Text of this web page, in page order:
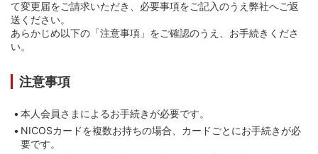
て変更届をご請求いただき、必要事項をご記入のうえ弊社へご返
送ください。
あらかじめ以下の「注意事項」をご確認のうえ、お手続きくださ
い。
注意事項
本人会員さまによるお手続きが必要です。
NICOSカードを複数お持ちの場合、カードごとにお手続きが必
要です。